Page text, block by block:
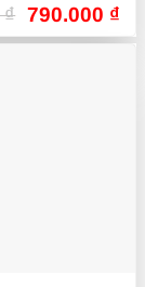
₫ Giá
gốc
790.000 ₫